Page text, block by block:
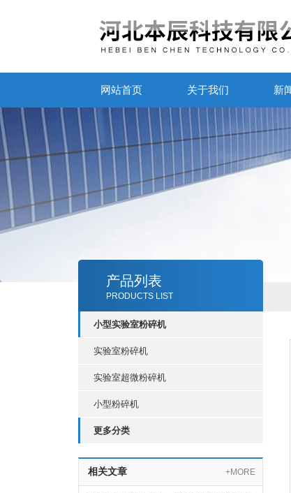
网站首页 关于我们 新
产品列表
PRODUCTS LIST
小型实验室粉碎机
实验室粉碎机
实验室超微粉碎机
小型粉碎机
更多分类
相关文章 +MORE